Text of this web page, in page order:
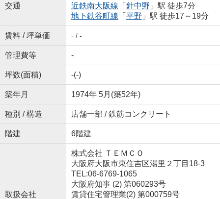
交通
近鉄南大阪線 「 針中野 」駅 徒歩7分
地下鉄谷町線 「 平野 」駅 徒歩17～19分
賃料 / 坪単価 -/ -
管理費等 -
坪数(面積) -(-)
築年月 1974年 5月(築52年)
種別 / 構造 店舗一部 / 鉄筋コンクリート
階建 6階建
取扱会社
株式会社 ＴＥＭＣＯ
大阪府大阪市東住吉区湯里２丁目18-3
TEL:06-6769-1065
大阪府知事 (2) 第060293号
賃貸住宅管理業(2) 第000759号